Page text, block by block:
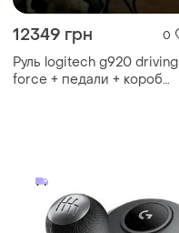
12349 грн 0
Руль logitech g920 driving
force + педали + короб